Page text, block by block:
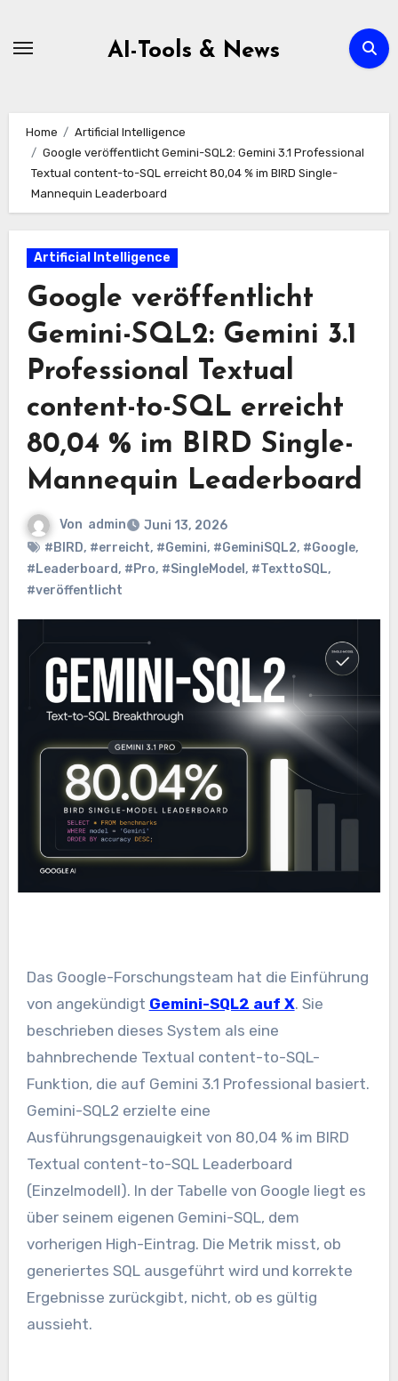
AI-Tools & News
Home
Artificial Intelligence
Google veröffentlicht Gemini-SQL2: Gemini 3.1 Professional
Textual content-to-SQL erreicht 80,04 % im BIRD Single-
Mannequin Leaderboard
Artificial Intelligence
Google veröffentlicht
Gemini-SQL2: Gemini 3.1
Professional Textual
content-to-SQL erreicht
80,04 % im BIRD Single-
Mannequin Leaderboard
Von admin
Juni 13, 2026
#BIRD, #erreicht, #Gemini, #GeminiSQL2, #Google,
#Leaderboard, #Pro, #SingleModel , #TexttoSQL,
#veröffentlicht
Das Google-Forschungsteam hat die Einführung
von angekündigt Gemini-SQL2 auf X. Sie
beschrieben dieses System als eine
bahnbrechende Textual content-to-SQL-
Funktion, die auf Gemini 3.1 Professional basiert.
Gemini-SQL2 erzielte eine
Ausführungsgenauigkeit von 80,04 % im BIRD
Textual content-to-SQL Leaderboard
(Einzelmodell). In der Tabelle von Google liegt es
über seinem eigenen Gemini-SQL, dem
vorherigen High-Eintrag. Die Metrik misst, ob
generiertes SQL ausgeführt wird und korrekte
Ergebnisse zurückgibt, nicht, ob es gültig
aussieht.